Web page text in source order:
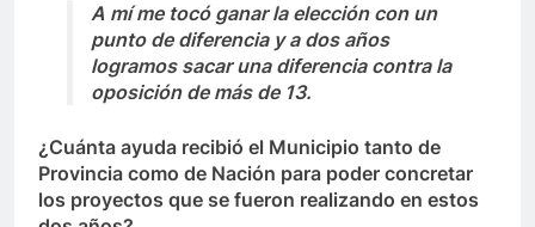
A mí me tocó ganar la elección con un
punto de diferencia y a dos años
logramos sacar una diferencia contra la
oposición de más de 13.
¿Cuánta ayuda recibió el Municipio tanto de
Provincia como de Nación para poder concretar
los proyectos que se fueron realizando en estos